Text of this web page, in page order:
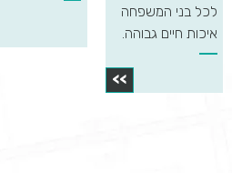
לכל בני המשפחה
איכות חיים גבוהה.
>>